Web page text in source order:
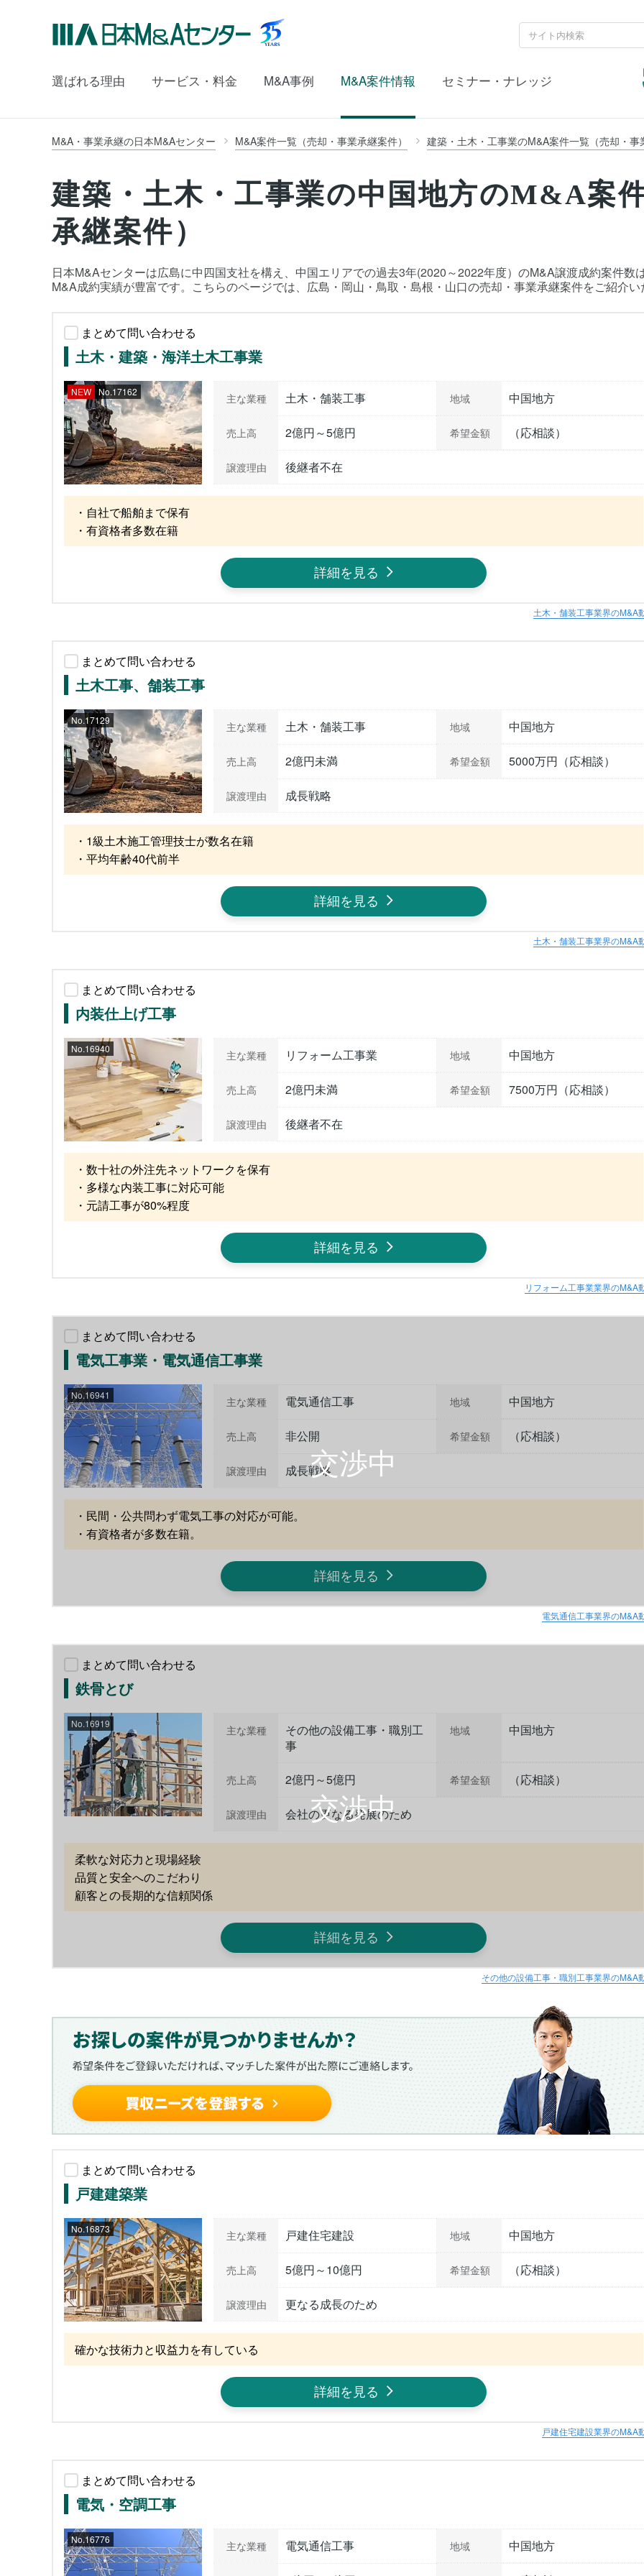
選ばれる理由 サービス・料金 M&A事例 M&A案件情報 セミナー・ナレッジ
M&A・事業承継の日本M&Aセンター M&A案件一覧（売却・事業承継案件） 建築・土木・工事業のM&A案件一覧（売却・事
建築・土木・工事業の中国地方のM&A案
承継案件）
日本M&Aセンターは広島に中四国支社を構え、中国エリアでの過去3年(2020～2022年度）のM&A譲渡成約案件
M&A成約実績が豊富です。こちらのページでは、広島・岡山・鳥取・島根・山口の売却・事業承継案件をご紹介
まとめて問い合わせる
土木・建築・海洋土木工事業
NEW No.17162 主な業種 土木・舗装工事 地域 中国地方
売上高 2億円～5億円 希望金額 （応相談）
譲渡理由 後継者不在
・自社で船舶まで保有
・有資格者多数在籍
詳細を見る
土木・舗装工事業界のM&A
まとめて問い合わせる
土木工事、舗装工事
No.17129 主な業種 土木・舗装工事 地域 中国地方
売上高 2億円未満 希望金額 5000万円（応相談）
譲渡理由 成長戦略
・1級土木施工管理技士が数名在籍
・平均年齢40代前半
詳細を見る
土木・舗装工事業界のM&A
まとめて問い合わせる
内装仕上げ工事
No.16940 主な業種 リフォーム工事業 地域 中国地方
売上高 2億円未満 希望金額 7500万円（応相談）
譲渡理由 後継者不在
・数十社の外注先ネットワークを保有
・多様な内装工事に対応可能
・元請工事が80%程度
詳細を見る
リフォーム工事業業界のM&A
まとめて問い合わせる
電気工事業・電気通信工事業
No.16941 主な業種 電気通信工事 地域 中国地方
売上高 非公開 希望金額 （応相談）
譲渡理由 成長戦略
・民間・公共問わず電気工事の対応が可能。
・有資格者が多数在籍。
詳細を見る
電気通信工事業界のM&A
まとめて問い合わせる
鉄骨とび
No.16919 主な業種
その他の設備工事・職別工
事
地域 中国地方
売上高 2億円～5億円 希望金額 （応相談）
譲渡理由 会社の更なる発展のため
柔軟な対応力と現場経験
品質と安全へのこだわり
顧客との長期的な信頼関係
詳細を見る
その他の設備工事・職別工事業界のM&A
まとめて問い合わせる
戸建建築業
No.16873 主な業種 戸建住宅建設 地域 中国地方
売上高 5億円～10億円 希望金額 （応相談）
譲渡理由 更なる成長のため
確かな技術力と収益力を有している
詳細を見る
戸建住宅建設業界のM&A
まとめて問い合わせる
電気・空調工事
No.16776 主な業種 電気通信工事 地域 中国地方